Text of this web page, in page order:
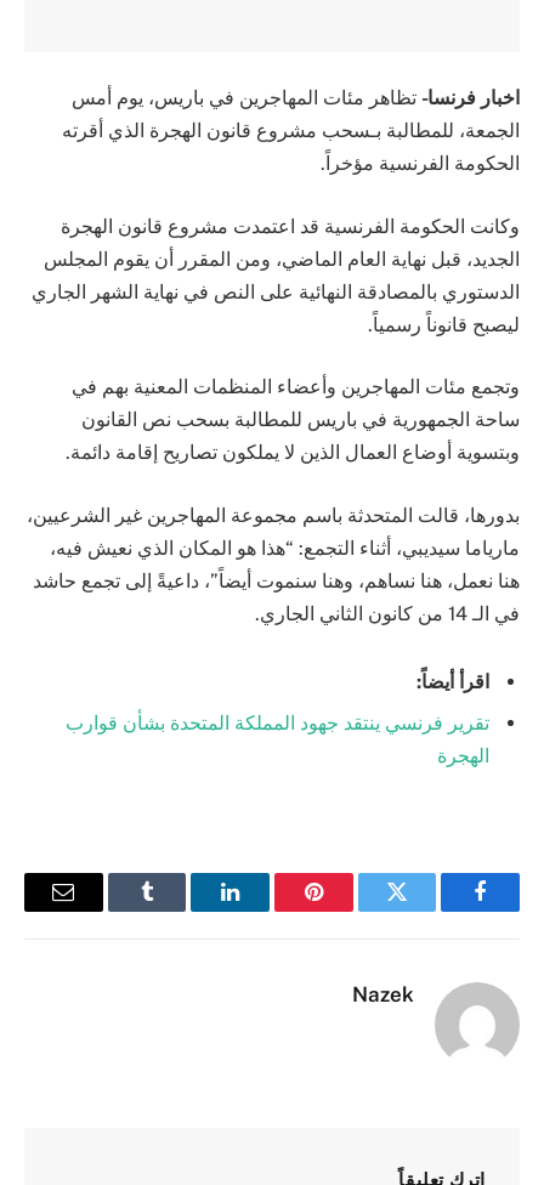
اخبار فرنسا- تظاهر مئات المهاجرين في باريس، يوم أمس
الجمعة، للمطالبة بـسحب مشروع قانون الهجرة الذي أقرته
الحكومة الفرنسية مؤخراً.
وكانت الحكومة الفرنسية قد اعتمدت مشروع قانون الهجرة
الجديد، قبل نهاية العام الماضي، ومن المقرر أن يقوم المجلس
الدستوري بالمصادقة النهائية على النص في نهاية الشهر الجاري
ليصبح قانوناً رسمياً.
وتجمع مئات المهاجرين وأعضاء المنظمات المعنية بهم في
ساحة الجمهورية في باريس للمطالبة بسحب نص القانون
وبتسوية أوضاع العمال الذين لا يملكون تصاريح إقامة دائمة.
بدورها، قالت المتحدثة باسم مجموعة المهاجرين غير الشرعيين،
مارياما سيديبي، أثناء التجمع: “هذا هو المكان الذي نعيش فيه،
هنا نعمل، هنا نساهم، وهنا سنموت أيضاً”، داعيةً إلى تجمع حاشد
في الـ 14 من كانون الثاني الجاري.
اقرأ أيضاً:
تقرير فرنسي ينتقد جهود المملكة المتحدة بشأن قوارب
الهجرة
فيسبوك تويتر بينتيريستلينكدإن Tumblr
البريد
Nazek
اترك تعليقاً